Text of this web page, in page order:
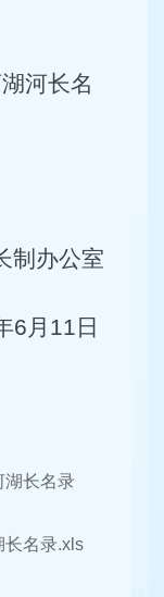
河长名
制办公室
6月 11 日
湖长名录
长名录.xls